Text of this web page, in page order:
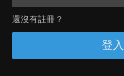
還沒有註冊？
登入